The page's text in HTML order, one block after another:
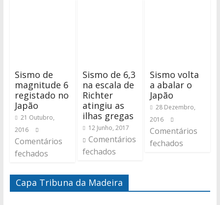
Sismo de
magnitude 6
registado no
Japão
21 Outubro,
2016
Comentários
fechados
Sismo de 6,3
na escala de
Richter
atingiu as
ilhas gregas
12 Junho, 2017
Comentários
fechados
Sismo volta
a abalar o
Japão
28 Dezembro,
2016
Comentários
fechados
Capa Tribuna da Madeira